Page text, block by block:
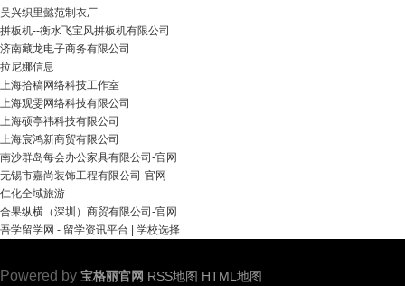
吴兴织里懿范制衣厂
拼板机--衡水飞宝风拼板机有限公司
济南藏龙电子商务有限公司
拉尼娜信息
上海拾稿网络科技工作室
上海观雯网络科技有限公司
上海硕亭祎科技有限公司
上海宸鸿新商贸有限公司
南沙群岛每会办公家具有限公司-官网
无锡市嘉尚装饰工程有限公司-官网
仁化全域旅游
合果纵横（深圳）商贸有限公司-官网
吾学留学网 - 留学资讯平台 | 学校选择
Powered by 宝格丽官网 RSS地图 HTML地图